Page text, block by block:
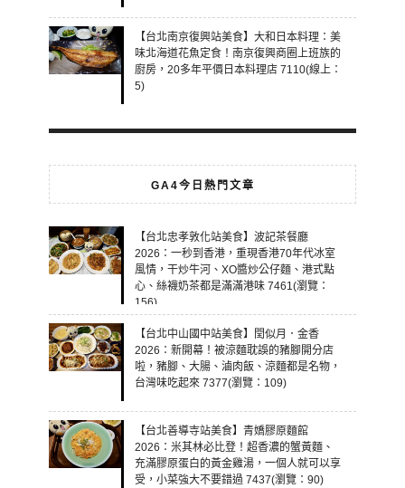
【台北南京復興站美食】大和日本料理：美
味北海道花魚定食！南京復興商圈上班族的
廚房，20多年平價日本料理店 7110(線上：
5)
GA4今日熱門文章
【台北忠孝敦化站美食】波記茶餐廳
2026：一秒到香港，重現香港70年代冰室
風情，干炒牛河、XO醬炒公仔麵、港式點
心、絲襪奶茶都是滿滿港味 7461(瀏覽：
156)
【台北中山國中站美食】閏似月．金香
2026：新開幕！被涼麵耽誤的豬腳開分店
啦，豬腳、大腸、滷肉飯、涼麵都是名物，
台灣味吃起來 7377(瀏覽：109)
【台北善導寺站美食】青嬌膠原麵館
2026：米其林必比登！超香濃的蟹黃麵、
充滿膠原蛋白的黃金雞湯，一個人就可以享
受，小菜強大不要錯過 7437(瀏覽：90)